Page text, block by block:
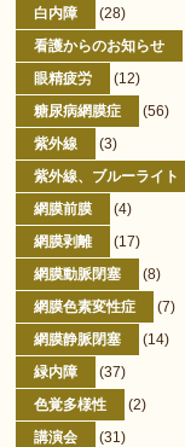
白内障
(28)
看護からのお知らせ
眼精疲労
(12)
糖尿病網膜症
(56)
紫外線
(3)
紫外線、ブルーライト
網膜前膜
(4)
網膜剥離
(17)
網膜動脈閉塞
(8)
網膜色素変性症
(7)
網膜静脈閉塞
(14)
緑内障
(37)
色覚多様性
(2)
講演会
(31)